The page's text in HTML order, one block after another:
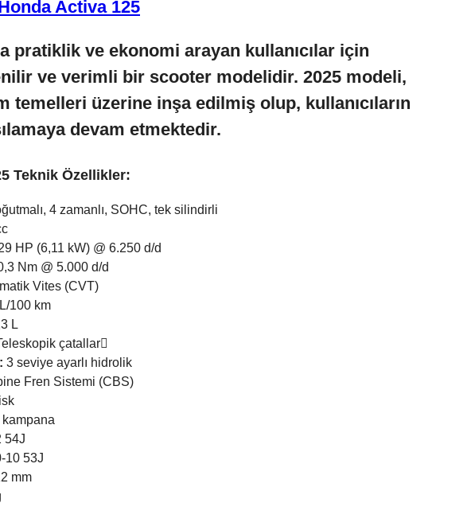
Activa 125
pratiklik ve ekonomi arayan kullanıcılar için
ve verimli bir scooter modelidir. 2025 modeli,
temelleri üzerine inşa edilmiş olup, kullanıcıların
devam etmektedir.
Teknik Özellikler:
4 zamanlı, SOHC, tek silindirli
HP (6,11 kW) @ 6.250 d/d
Nm @ 5.000 d/d
Vites (CVT)
100 km
L
çatallar
3 seviye ayarlı hidrolik
Fren Sistemi (CBS)
54J
10 53J
mm